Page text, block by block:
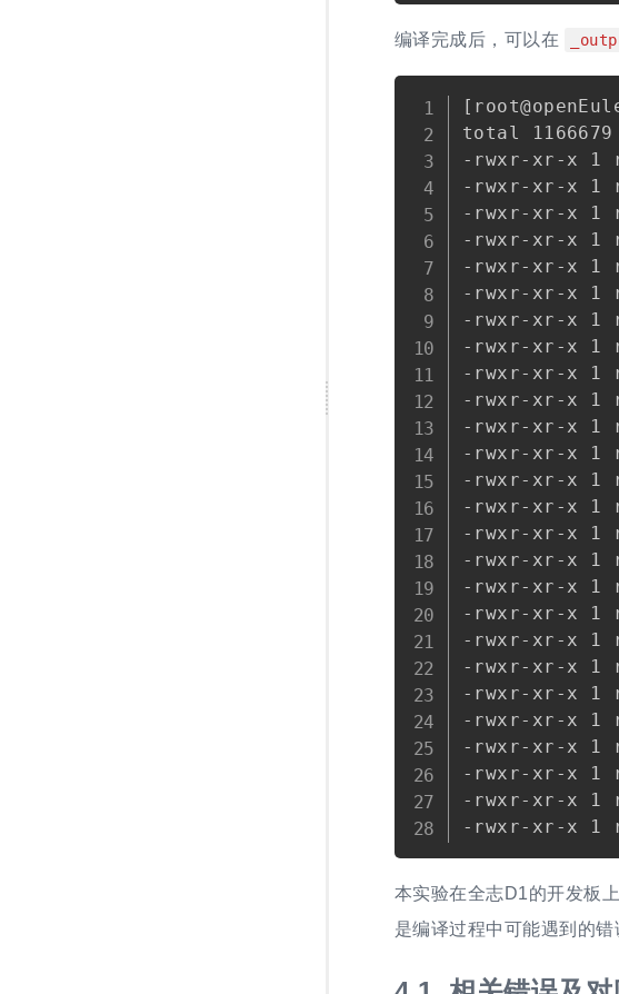
编译完成后，可以在
total 1166679
-rwxr-xr-x 1
-rwxr-xr-x 1
-rwxr-xr-x 1
-rwxr-xr-x 1
-rwxr-xr-x 1
-rwxr-xr-x 1
-rwxr-xr-x 1
-rwxr-xr-x 1
-rwxr-xr-x 1
-rwxr-xr-x 1
-rwxr-xr-x 1
-rwxr-xr-x 1
-rwxr-xr-x 1
-rwxr-xr-x 1
-rwxr-xr-x 1
-rwxr-xr-x 1
-rwxr-xr-x 1
-rwxr-xr-x 1
-rwxr-xr-x 1
-rwxr-xr-x 1
-rwxr-xr-x 1
-rwxr-xr-x 1
-rwxr-xr-x 1
-rwxr-xr-x 1
-rwxr-xr-x 1
本实验在全志D1的开发板
是编译过程中可能遇到的错